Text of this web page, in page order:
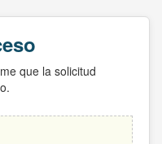
que la solicitud